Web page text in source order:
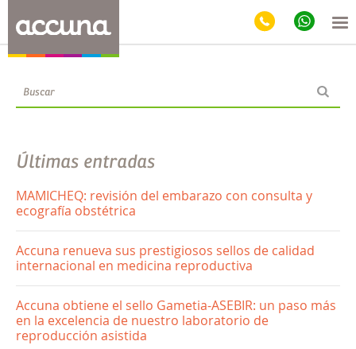
Blog
Últimas entradas
MAMICHEQ: revisión del embarazo con consulta y
ecografía obstétrica
Accuna renueva sus prestigiosos sellos de calidad
internacional en medicina reproductiva
Accuna obtiene el sello Gametia-ASEBIR: un paso más
en la excelencia de nuestro laboratorio de
reproducción asistida